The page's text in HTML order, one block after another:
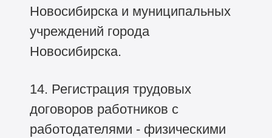
Новосибирска и муниципальных
учреждений города
Новосибирска.
14. Регистрация трудовых
договоров работников с
работодателями - физическими